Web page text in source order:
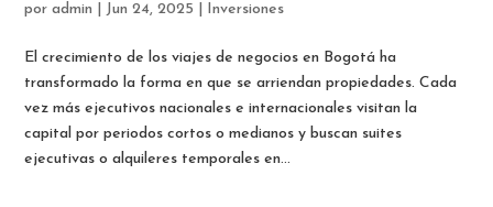
poradmin Jun 24, 2025 Inversiones
El crecimiento de los viajes de negocios en Bogotá ha
transformado la forma en que se arriendan propiedades. Cada
vez más ejecutivos nacionales e internacionales visitan la
capital por periodos cortos o medianos y buscan suites
ejecutivas o alquileres temporales en...